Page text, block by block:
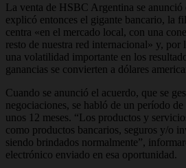
La venta de HSBC Argentina se anunció
explicó entonces el gigante bancario, la
centra «en el mercado local, con una
resto de nuestra red internacional» y, por
una volatilidad importante en los
ganancias se convierten a dólares
Cuando se anunció el acuerdo, que se
negociaciones, se habló de un período
unos 12 meses. “Los productos y
como productos bancarios, seguros y/o
siendo brindados normalmente”,
electrónico enviado en esa oportunidad.